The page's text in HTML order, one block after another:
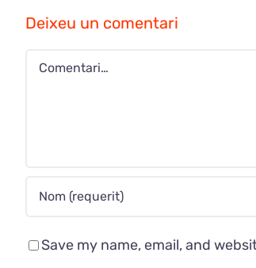
Deixeu un comentari
Comment
Save my name, email, and